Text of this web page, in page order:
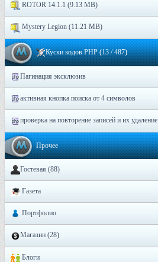
ROTOR 14.1.1 (9.13 MB)
Mystery Legion (11.21 MB)
Куски кодов PHP (13 / 487)
Пагинация эксклюзив
активная кнопка поиска от 4 символов
проверка на повторение записей и их удаление
Прочeе
Гостевая (88)
Газета
Портфолио
Магазин (28)
Блоги